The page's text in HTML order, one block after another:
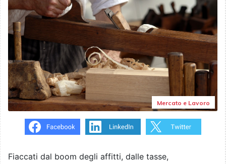
Mercato e Lavoro
Fiaccati dal boom degli affitti, dalle tasse,